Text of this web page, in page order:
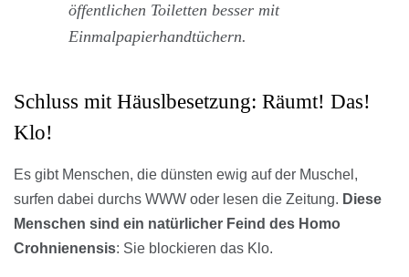
öffentlichen Toiletten besser mit
Einmalpapierhandtüchern.
Schluss mit Häuslbesetzung: Räumt! Das!
Klo!
Es gibt Menschen, die dünsten ewig auf der Muschel,
surfen dabei durchs WWW oder lesen die Zeitung. Diese
Menschen sind ein natürlicher Feind des Homo
Crohnienensis: Sie blockieren das Klo.